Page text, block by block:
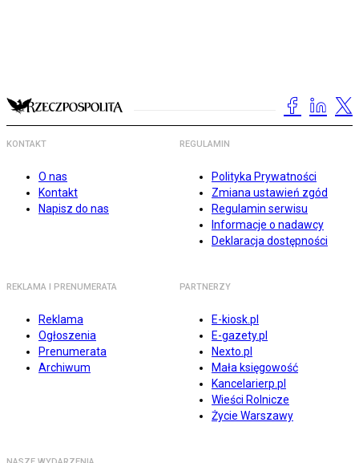
KONTAKT
O nas
Kontakt
Napisz do nas
REGULAMIN
Polityka Prywatności
Zmiana ustawień zgód
Regulamin serwisu
Informacje o nadawcy
Deklaracja dostępności
REKLAMA I PRENUMERATA
Reklama
Ogłoszenia
Prenumerata
Archiwum
PARTNERZY
E-kiosk.pl
E-gazety.pl
Nexto.pl
Mała księgowość
Kancelarierp.pl
Wieści Rolnicze
Życie Warszawy